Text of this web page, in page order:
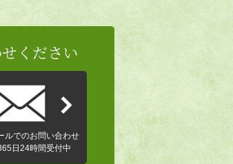
ください
ルでのお問い合わせ
日24時間受付中